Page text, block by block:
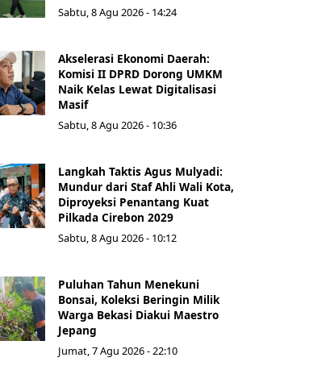
Sabtu, 8 Agu 2026 - 14:24
Akselerasi Ekonomi Daerah:
Komisi II DPRD Dorong UMKM
Naik Kelas Lewat Digitalisasi
Masif
Sabtu, 8 Agu 2026 - 10:36
Langkah Taktis Agus Mulyadi:
Mundur dari Staf Ahli Wali Kota,
Diproyeksi Penantang Kuat
Pilkada Cirebon 2029
Sabtu, 8 Agu 2026 - 10:12
Puluhan Tahun Menekuni
Bonsai, Koleksi Beringin Milik
Warga Bekasi Diakui Maestro
Jepang
Jumat, 7 Agu 2026 - 22:10